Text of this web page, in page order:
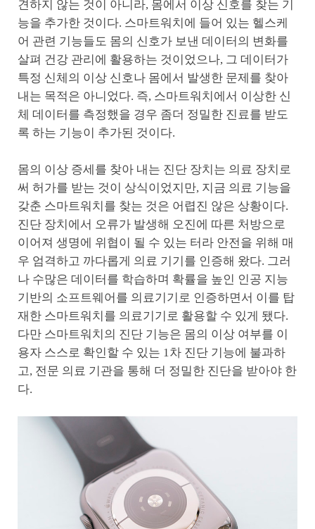
견하지 않는 것이 아니라, 몸에서 이상 신호를 찾는 기
능을 추가한 것이다. 스마트워치에 들어 있는 헬스케
어 관련 기능들도 몸의 신호가 보낸 데이터의 변화를
살펴 건강 관리에 활용하는 것이었으나, 그 데이터가
특정 신체의 이상 신호나 몸에서 발생한 문제를 찾아
내는 목적은 아니었다. 즉, 스마트워치에서 이상한 신
체 데이터를 측정했을 경우 좀더 정밀한 진료를 받도
록 하는 기능이 추가된 것이다.
몸의 이상 증세를 찾아 내는 진단 장치는 의료 장치로
써 허가를 받는 것이 상식이었지만, 지금 의료 기능을
갖춘 스마트워치를 찾는 것은 어렵진 않은 상황이다.
진단 장치에서 오류가 발생해 오진에 따른 처방으로
이어져 생명에 위협이 될 수 있는 터라 안전을 위해 매
우 엄격하고 까다롭게 의료 기기를 인증해 왔다. 그러
나 수많은 데이터를 학습하며 확률을 높인 인공 지능
기반의 소프트웨어를 의료기기로 인증하면서 이를 탑
재한 스마트워치를 의료기기로 활용할 수 있게 됐다.
다만 스마트워치의 진단 기능은 몸의 이상 여부를 이
용자 스스로 확인할 수 있는 1차 진단 기능에 불과하
고, 전문 의료 기관을 통해 더 정밀한 진단을 받아야 한
다.